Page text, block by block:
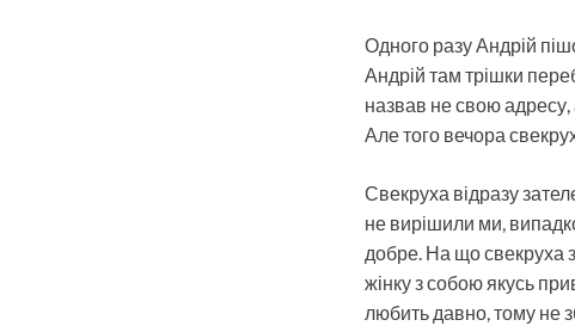
Одного разу Андрій
Андрій там трішки
назвав не свою адресу,
Але того вечора
Свекруха відразу
не вирішили ми,
добре. На що свекруха
жінку з собою якусь
любить давно, тому не